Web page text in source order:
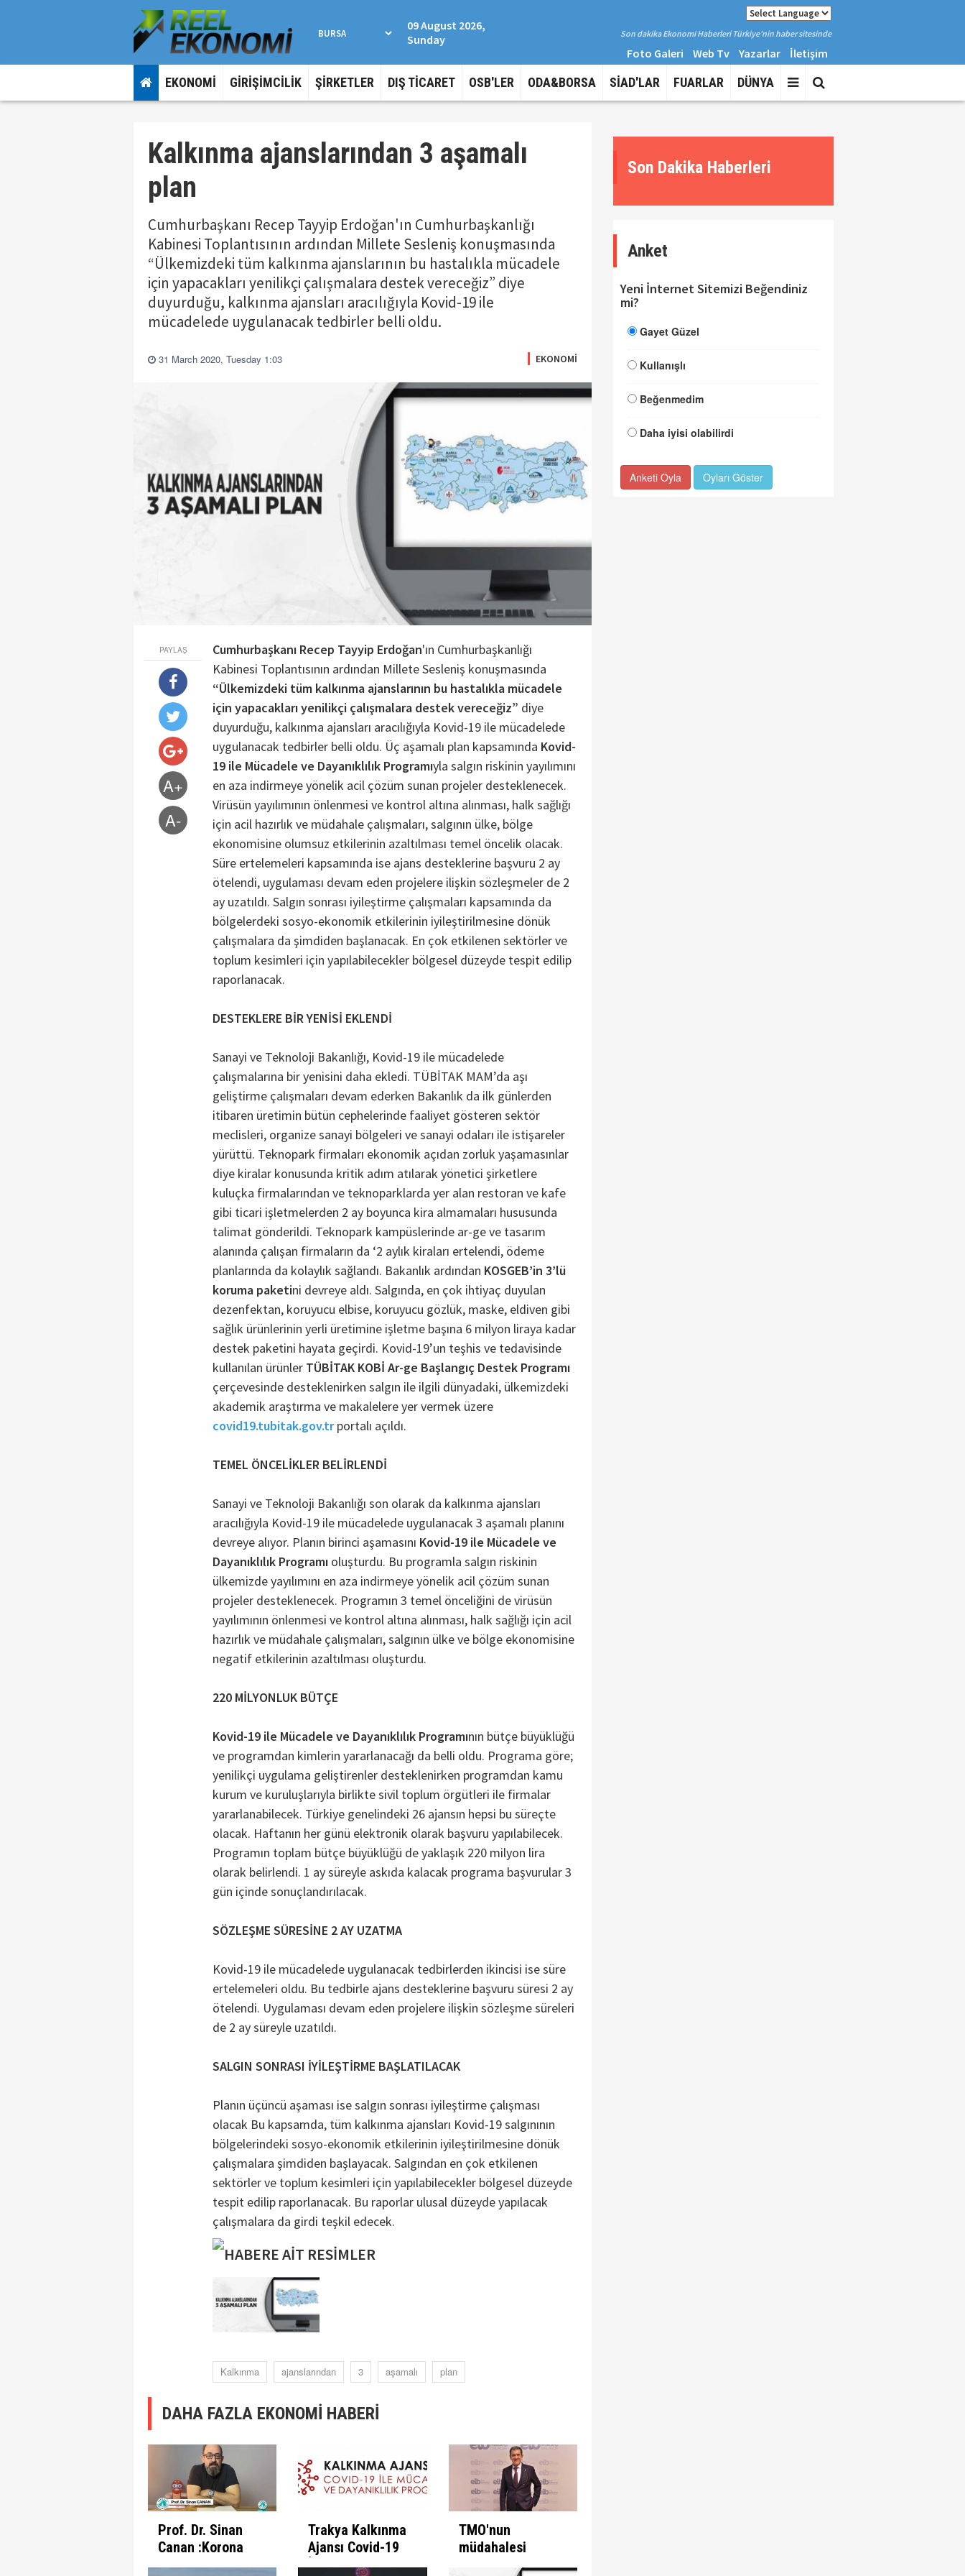
09 August 2026,
Sunday
Son dakika Ekonomi Haberleri Türkiye'nin haber sitesinde
Foto Galeri Web Tv Yazarlar İletişim
EKONOMİ GİRİŞİMCİLİK ŞİRKETLER DIŞ TİCARET OSB'LER ODA&BORSA SİAD'LAR FUARLAR DÜNYA
Kalkınma ajanslarından 3 aşamalı
plan
Cumhurbaşkanı Recep Tayyip Erdoğan'ın Cumhurbaşkanlığı
Kabinesi Toplantısının ardından Millete Sesleniş konuşmasında
“Ülkemizdeki tüm kalkınma ajanslarının bu hastalıkla mücadele
için yapacakları yenilikçi çalışmalara destek vereceğiz” diye
duyurduğu, kalkınma ajansları aracılığıyla Kovid-19 ile
mücadelede uygulanacak tedbirler belli oldu.
31 March 2020, Tuesday 1:03 EKONOMİ
PAYLAŞ
A+
A-
Cumhurbaşkanı Recep Tayyip Erdoğan'ın Cumhurbaşkanlığı
Kabinesi Toplantısının ardından Millete Sesleniş konuşmasında
“Ülkemizdeki tüm kalkınma ajanslarının bu hastalıkla mücadele
için yapacakları yenilikçi çalışmalara destek vereceğiz” diye
duyurduğu, kalkınma ajansları aracılığıyla Kovid-19 ile mücadelede
uygulanacak tedbirler belli oldu. Üç aşamalı plan kapsamında Kovid-
19 ile Mücadele ve Dayanıklılık Programıyla salgın riskinin yayılımını
en aza indirmeye yönelik acil çözüm sunan projeler desteklenecek.
Virüsün yayılımının önlenmesi ve kontrol altına alınması, halk sağlığı
için acil hazırlık ve müdahale çalışmaları, salgının ülke, bölge
ekonomisine olumsuz etkilerinin azaltılması temel öncelik olacak.
Süre ertelemeleri kapsamında ise ajans desteklerine başvuru 2 ay
ötelendi, uygulaması devam eden projelere ilişkin sözleşmeler de 2
ay uzatıldı. Salgın sonrası iyileştirme çalışmaları kapsamında da
bölgelerdeki sosyo-ekonomik etkilerinin iyileştirilmesine dönük
çalışmalara da şimdiden başlanacak. En çok etkilenen sektörler ve
toplum kesimleri için yapılabilecekler bölgesel düzeyde tespit edilip
raporlanacak.
DESTEKLERE BİR YENİSİ EKLENDİ
Sanayi ve Teknoloji Bakanlığı, Kovid-19 ile mücadelede
çalışmalarına bir yenisini daha ekledi. TÜBİTAK MAM’da aşı
geliştirme çalışmaları devam ederken Bakanlık da ilk günlerden
itibaren üretimin bütün cephelerinde faaliyet gösteren sektör
meclisleri, organize sanayi bölgeleri ve sanayi odaları ile istişareler
yürüttü. Teknopark firmaları ekonomik açıdan zorluk yaşamasınlar
diye kiralar konusunda kritik adım atılarak yönetici şirketlere
kuluçka firmalarından ve teknoparklarda yer alan restoran ve kafe
gibi ticari işletmelerden 2 ay boyunca kira almamaları hususunda
talimat gönderildi. Teknopark kampüslerinde ar-ge ve tasarım
alanında çalışan firmaların da ‘2 aylık kiraları ertelendi, ödeme
planlarında da kolaylık sağlandı. Bakanlık ardından KOSGEB’in 3’lü
koruma paketini devreye aldı. Salgında, en çok ihtiyaç duyulan
dezenfektan, koruyucu elbise, koruyucu gözlük, maske, eldiven gibi
sağlık ürünlerinin yerli üretimine işletme başına 6 milyon liraya kadar
destek paketini hayata geçirdi. Kovid-19’un teşhis ve tedavisinde
kullanılan ürünler TÜBİTAK KOBİ Ar-ge Başlangıç Destek Programı
çerçevesinde desteklenirken salgın ile ilgili dünyadaki, ülkemizdeki
akademik araştırma ve makalelere yer vermek üzere
covid19.tubitak.gov.trportalı açıldı.
TEMEL ÖNCELİKLER BELİRLENDİ
Sanayi ve Teknoloji Bakanlığı son olarak da kalkınma ajansları
aracılığıyla Kovid-19 ile mücadelede uygulanacak 3 aşamalı planını
devreye alıyor. Planın birinci aşamasını Kovid-19 ile Mücadele ve
Dayanıklılık Programı oluşturdu. Bu programla salgın riskinin
ülkemizde yayılımını en aza indirmeye yönelik acil çözüm sunan
projeler desteklenecek. Programın 3 temel önceliğini de virüsün
yayılımının önlenmesi ve kontrol altına alınması, halk sağlığı için acil
hazırlık ve müdahale çalışmaları, salgının ülke ve bölge ekonomisine
negatif etkilerinin azaltılması oluşturdu.
220 MİLYONLUK BÜTÇE
Kovid-19 ile Mücadele ve Dayanıklılık Programının bütçe büyüklüğü
ve programdan kimlerin yararlanacağı da belli oldu. Programa göre;
yenilikçi uygulama geliştirenler desteklenirken programdan kamu
kurum ve kuruluşlarıyla birlikte sivil toplum örgütleri ile firmalar
yararlanabilecek. Türkiye genelindeki 26 ajansın hepsi bu süreçte
olacak. Haftanın her günü elektronik olarak başvuru yapılabilecek.
Programın toplam bütçe büyüklüğü de yaklaşık 220 milyon lira
olarak belirlendi. 1 ay süreyle askıda kalacak programa başvurular 3
gün içinde sonuçlandırılacak.
SÖZLEŞME SÜRESİNE 2 AY UZATMA
Kovid-19 ile mücadelede uygulanacak tedbirlerden ikincisi ise süre
ertelemeleri oldu. Bu tedbirle ajans desteklerine başvuru süresi 2 ay
ötelendi. Uygulaması devam eden projelere ilişkin sözleşme süreleri
de 2 ay süreyle uzatıldı.
SALGIN SONRASI İYİLEŞTİRME BAŞLATILACAK
Planın üçüncü aşaması ise salgın sonrası iyileştirme çalışması
olacak Bu kapsamda, tüm kalkınma ajansları Kovid-19 salgınının
bölgelerindeki sosyo-ekonomik etkilerinin iyileştirilmesine dönük
çalışmalara şimdiden başlayacak. Salgından en çok etkilenen
sektörler ve toplum kesimleri için yapılabilecekler bölgesel düzeyde
tespit edilip raporlanacak. Bu raporlar ulusal düzeyde yapılacak
çalışmalara da girdi teşkil edecek.
HABERE AİT RESİMLER
Kalkınma ajanslarından 3 aşamalı plan
DAHA FAZLA EKONOMİ HABERİ
Prof. Dr. Sinan
Canan :Korona
Günlerinde
Trakya Kalkınma
Ajansı Covid-19
İle Mücadele
TMO'nun
müdahalesi
Son Dakika Haberleri
Anket
Yeni İnternet Sitemizi Beğendiniz
mi?
Gayet Güzel
Kullanışlı
Beğenmedim
Daha iyisi olabilirdi
Anketi Oyla Oyları Göster